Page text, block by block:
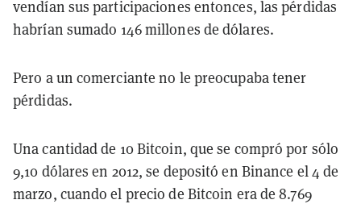
vendían sus participaciones entonces, las pérdidas
habrían sumado 146 millones de dólares.
Pero a un comerciante no le preocupaba tener
pérdidas.
Una cantidad de 10 Bitcoin, que se compró por sólo
9,10 dólares en 2012, se depositó en Binance el 4 de
marzo, cuando el precio de Bitcoin era de 8.769